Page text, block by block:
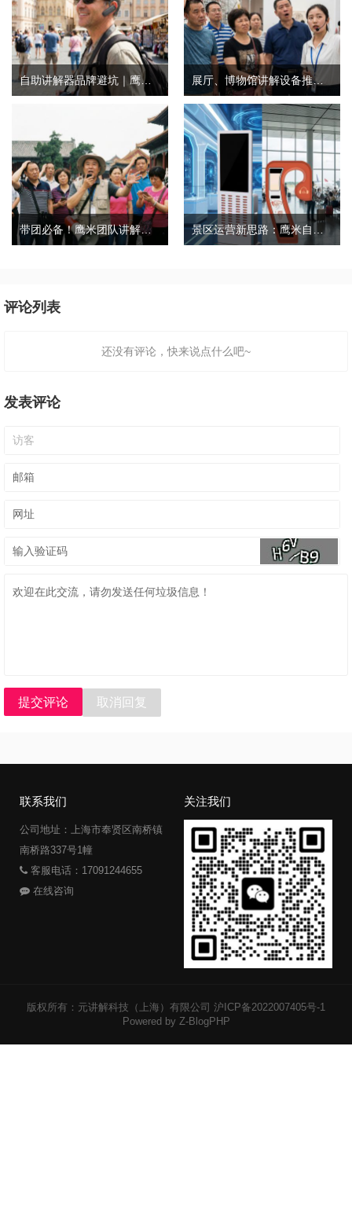
自助讲解器品牌避坑｜鹰米自助讲解器，实测好用不踩雷 展厅、博物馆讲解设备推荐｜分区讲解系统，解决多团队接待核心痛点
带团必备！鹰米团队讲解器，防串音 + 易管理双在线
评论列表
还没有评论，快来说点什么吧~
发表评论
提交评论 取消回复
联系我们
公司地址：上海市奉贤区南桥镇
南桥路337号1幢
客服电话：17091244655
在线咨询
关注我们
版权所有：元讲解科技（上海）有限公司 沪ICP备2022007405号-1
Powered by Z-BlogPHP